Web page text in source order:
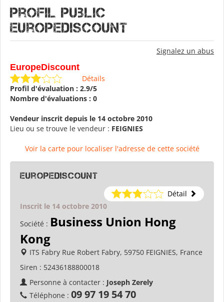
Profil public
EuropeDiscount
Signalez un abus
EuropeDiscount
Détails
Profil d'évaluation : 2.9/5
Nombre d'évaluations : 0
Vendeur inscrit depuis le 14 octobre 2010
Lieu ou se trouve le vendeur : FEIGNIES
Voir la carte pour localiser l'adresse de cette société
EuropeDiscount
Détail
Inscrit le 14 octobre 2010
Société : Business Union Hong
Kong
ITS Fabry Rue Robert Fabry, 59750 FEIGNIES, France
Siren : 52436188800018
Personne à contacter : Joseph Zerely
Téléphone : 09 97 19 54 70